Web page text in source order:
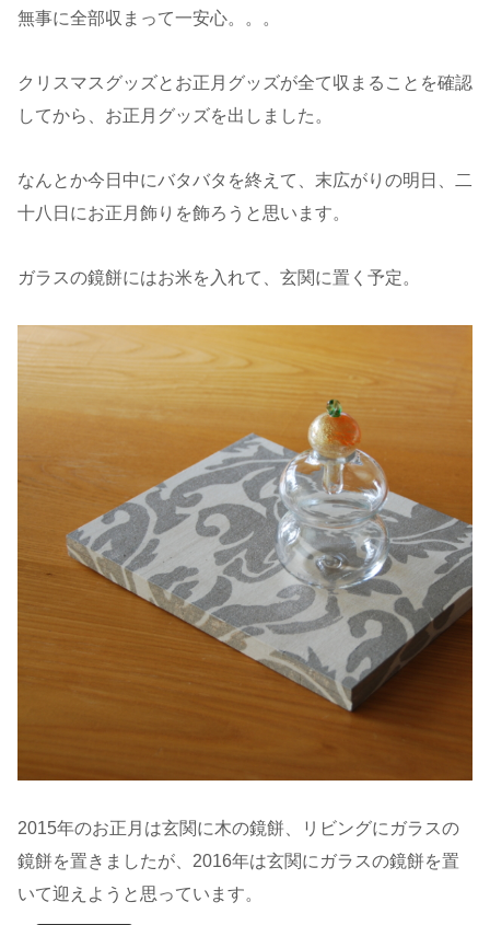
無事に全部収まって一安心。。。
クリスマスグッズとお正月グッズが全て収まることを確認
してから、お正月グッズを出しました。
なんとか今日中にバタバタを終えて、末広がりの明日、二
十八日にお正月飾りを飾ろうと思います。
ガラスの鏡餅にはお米を入れて、玄関に置く予定。
2015年のお正月は玄関に木の鏡餅、リビングにガラスの
鏡餅を置きましたが、2016年は玄関にガラスの鏡餅を置
いて迎えようと思っています。